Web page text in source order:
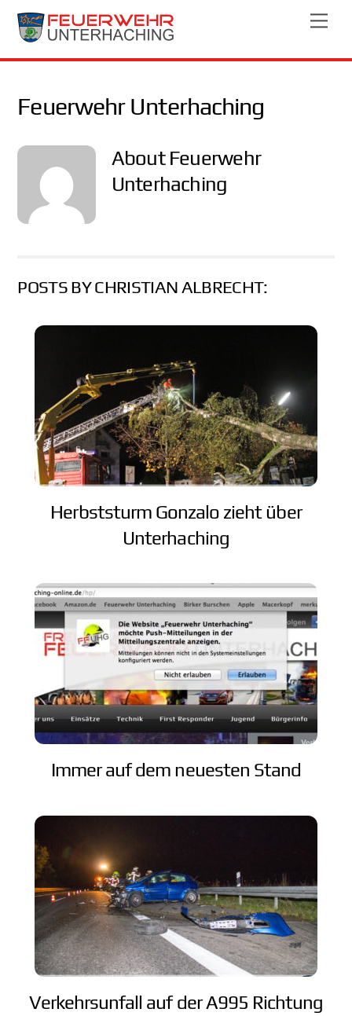
Skip
Feuerwehr Unterhaching
About Feuerwehr
Unterhaching
POSTS BY CHRISTIAN ALBRECHT:
Herbststurm Gonzalo zieht über
Unterhaching
Immer auf dem neuesten Stand
Verkehrsunfall auf der A995 Richtung